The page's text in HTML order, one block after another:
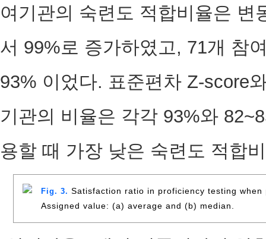
여기관의 숙련도 적합비율은 변
서 99%로 증가하였고, 71개 참
93% 이었다. 표준편차 Z-score
기관의 비율은 각각 93%와
용할 때 가장 낮은 숙련도 적합
Fig. 3.Satisfaction ratio in proficiency testing
Assigned value: (a) average and (b) median.